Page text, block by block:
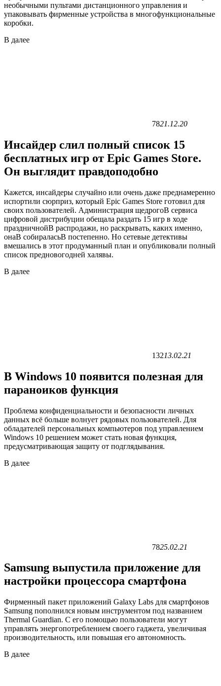
необычными пультами дистанционного управления и
упаковывать фирменные устройства в многофункциональные
коробки.
В далее
7821.12.20
Инсайдер слил полный список 15
бесплатных игр от Epic Games Store.
Он выглядит правдоподобно
Кажется, инсайдеры случайно или очень даже преднамеренно
испортили сюрприз, который Epic Games Store готовил для
своих пользователей. Администрация щедрогоВ сервиса
цифровой дистрибуции обещала раздать 15 игр в ходе
праздничнойВ распродажи, но раскрывать, каких именно,
онаВ собираласьВ постепенно. Но сетевые детективы
вмешались в этот продуманный план и опубликовали полный
список предновогодней халявы.
В далее
13213.02.21
В Windows 10 появится полезная для
параноиков функция
Проблема конфиденциальности и безопасности личных
данных всё больше волнует рядовых пользователей. Для
обладателей персональных компьютеров под управлением
Windows 10 решением может стать новая функция,
предусматривающая защиту от подглядывания.
В далее
7825.02.21
Samsung выпустила приложение для
настройки процессора смартфона
Фирменный пакет приложений Galaxy Labs для смартфонов
Samsung пополнился новым инструментом под названием
Thermal Guardian. С его помощью пользователи могут
управлять энергопотреблением своего гаджета, увеличивая
производительность, или повышая его автономность.
В далее